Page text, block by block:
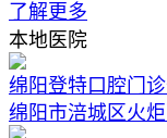
了解更多
本地医院
绵阳登特口腔门
绵阳市涪城区火